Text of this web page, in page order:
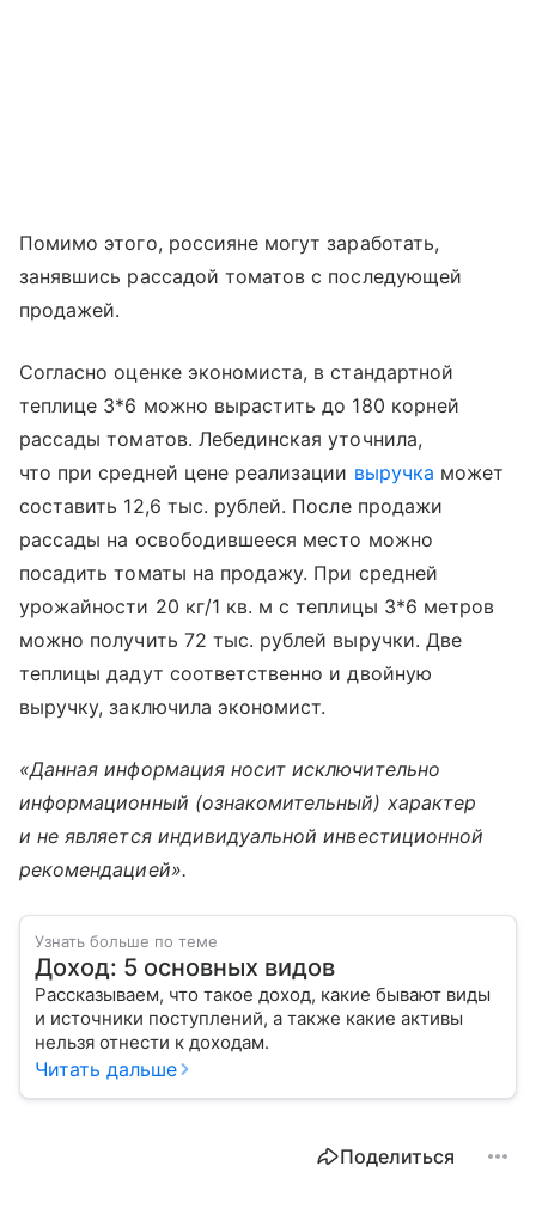
Помимо этого, россияне могут заработать,
занявшись рассадой томатов с последующей
продажей.
Согласно оценке экономиста, в стандартной
теплице 3*6 можно вырастить до 180 корней
рассады томатов. Лебединская уточнила,
что при средней цене реализации выручка может
составить 12,6 тыс. рублей. После продажи
рассады на освободившееся место можно
посадить томаты на продажу. При средней
урожайности 20 кг/1 кв. м с теплицы 3*6 метров
можно получить 72 тыс. рублей выручки. Две
теплицы дадут соответственно и двойную
выручку, заключила экономист.
«Данная информация носит исключительно
информационный (ознакомительный) характер
и не является индивидуальной инвестиционной
рекомендацией».
Узнать больше по теме
Доход: 5 основных видов
Рассказываем, что такое доход, какие бывают виды
и источники поступлений, а также какие активы
нельзя отнести к доходам.
Читать дальше
Поделиться